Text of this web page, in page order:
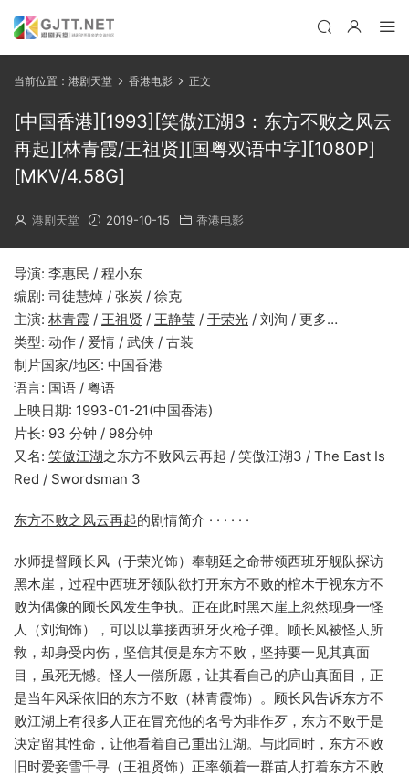
当前位置： 港剧天堂 香港电影 正文
[中国香港][1993][笑傲江湖3：东方不败之风云
再起][林青霞/王祖贤][国粤双语中字][1080P]
[MKV/4.58G]
港剧天堂 2019-10-15 香港电影
导演: 李惠民 / 程小东
编剧: 司徒慧焯 / 张炭 / 徐克
主演: 林青霞 / 王祖贤 / 王静莹 / 于荣光 / 刘洵 / 更多…
类型: 动作 / 爱情 / 武侠 / 古装
制片国家/地区: 中国香港
语言: 国语 / 粤语
上映日期: 1993-01-21(中国香港)
片长: 93 分钟 / 98分钟
又名: 笑傲江湖之东方不败风云再起 / 笑傲江湖3 / The East Is
Red / Swordsman 3
东方不败之风云再起的剧情简介 · · · · · ·
水师提督顾长风（于荣光饰）奉朝廷之命带领西班牙舰队探访
黑木崖，过程中西班牙领队欲打开东方不败的棺木于视东方不
败为偶像的顾长风发生争执。正在此时黑木崖上忽然现身一怪
人（刘洵饰），可以以掌接西班牙火枪子弹。顾长风被怪人所
救，却身受内伤，坚信其便是东方不败，坚持要一见其真面
目，虽死无憾。怪人一偿所愿，让其看自己的庐山真面目，正
是当年风采依旧的东方不败（林青霞饰）。顾长风告诉东方不
败江湖上有很多人正在冒充他的名号为非作歹，东方不败于是
决定留其性命，让他看着自己重出江湖。与此同时，东方不败
旧时爱妾雪千寻（王祖贤饰）正率领着一群苗人打着东方不败